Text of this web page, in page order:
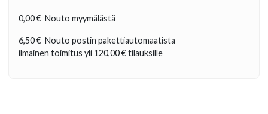
0,00 € Nouto myymälästä
6,50 € Nouto postin pakettiautomaatista
ilmainen toimitus yli 120,00 €tilauksille